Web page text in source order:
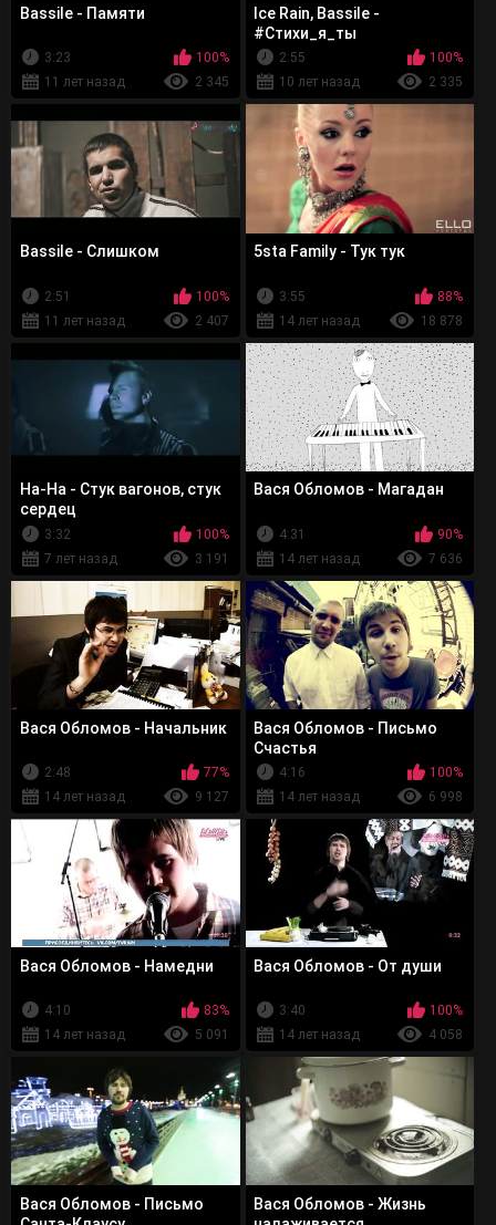
Bassile - Памяти
3:23
100%
11 лет назад
2 345
Ice Rain, Bassile -
#Стихи_я_ты
2:55
100%
10 лет назад
2 335
Bassile - Слишком
2:51
100%
11 лет назад
2 407
5sta Family - Тук тук
3:55
88%
14 лет назад
18 878
На-На - Стук вагонов, стук
сердец
3:32
100%
7 лет назад
3 191
Вася Обломов - Магадан
4:31
90%
14 лет назад
7 636
Вася Обломов - Начальник
2:48
77%
14 лет назад
9 127
Вася Обломов - Письмо
Счастья
4:16
100%
14 лет назад
6 998
Вася Обломов - Намедни
4:10
83%
14 лет назад
5 091
Вася Обломов - От души
3:40
100%
14 лет назад
4 058
Вася Обломов - Письмо
Вася Обломов - Жизнь